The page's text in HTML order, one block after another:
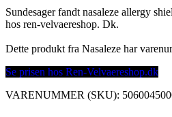
Sundesager fandt nasaleze allergy
hos ren-velvaereshop. Dk.
Dette produkt fra Nasaleze har
Se prisen hos Ren-Velvaereshop.dk
VARENUMMER (SKU):